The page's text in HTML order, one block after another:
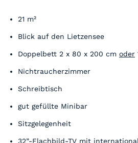
21 m²
Blick auf den Lietzensee
Doppelbett 2 x 80 x 200 cm oder
Nichtraucherzimmer
Schreibtisch
gut gefüllte Minibar
Sitzgelegenheit
32”-Flachbild-TV mit